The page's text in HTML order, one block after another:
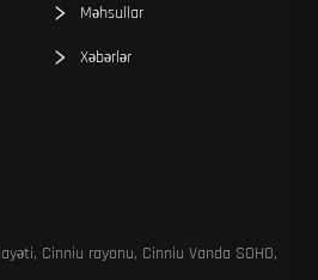
Məhsullar
Xəbərlər
Cinniu rayonu, Cinniu Vanda SOHO,